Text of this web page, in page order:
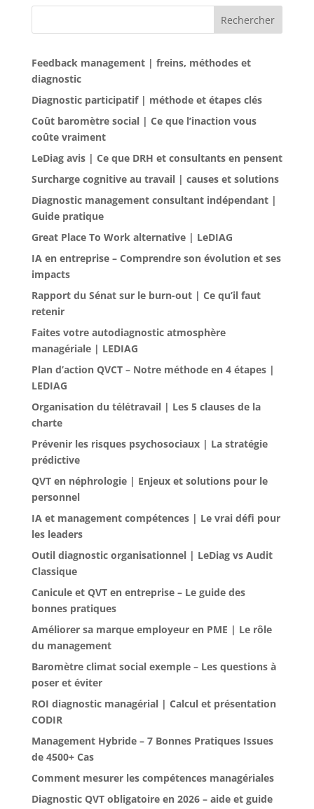
Rechercher
Feedback management | freins, méthodes et
diagnostic
Diagnostic participatif | méthode et étapes clés
Coût baromètre social | Ce que l’inaction vous
coûte vraiment
LeDiag avis | Ce que DRH et consultants en pensent
Surcharge cognitive au travail | causes et solutions
Diagnostic management consultant indépendant |
Guide pratique
Great Place To Work alternative | LeDIAG
IA en entreprise – Comprendre son évolution et ses
impacts
Rapport du Sénat sur le burn-out | Ce qu’il faut
retenir
Faites votre autodiagnostic atmosphère
managériale | LEDIAG
Plan d’action QVCT – Notre méthode en 4 étapes |
LEDIAG
Organisation du télétravail | Les 5 clauses de la
charte
Prévenir les risques psychosociaux | La stratégie
prédictive
QVT en néphrologie | Enjeux et solutions pour le
personnel
IA et management compétences | Le vrai défi pour
les leaders
Outil diagnostic organisationnel | LeDiag vs Audit
Classique
Canicule et QVT en entreprise – Le guide des
bonnes pratiques
Améliorer sa marque employeur en PME | Le rôle
du management
Baromètre climat social exemple – Les questions à
poser et éviter
ROI diagnostic managérial | Calcul et présentation
CODIR
Management Hybride – 7 Bonnes Pratiques Issues
de 4500+ Cas
Comment mesurer les compétences managériales
Diagnostic QVT obligatoire en 2026 – aide et guide